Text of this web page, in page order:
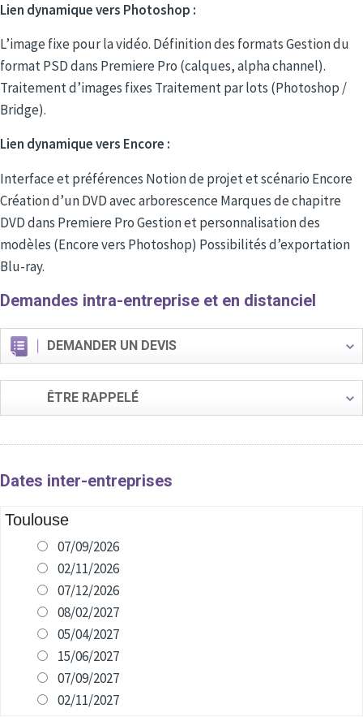
Lien dynamique vers Photoshop :
L’image fixe pour la vidéo. Définition des formats Gestion du
format PSD dans Premiere Pro (calques, alpha channel).
Traitement d’images fixes Traitement par lots (Photoshop /
Bridge).
Lien dynamique vers Encore :
Interface et préférences Notion de projet et scénario Encore
Création d’un DVD avec arborescence Marques de chapitre
DVD dans Premiere Pro Gestion et personnalisation des
modèles (Encore vers Photoshop) Possibilités d’exportation
Blu-ray.
Demandes intra-entreprise et en distanciel
DEMANDER UN DEVIS
ÊTRE RAPPELÉ
Dates inter-entreprises
Toulouse
07/09/2026
02/11/2026
07/12/2026
08/02/2027
05/04/2027
15/06/2027
07/09/2027
02/11/2027